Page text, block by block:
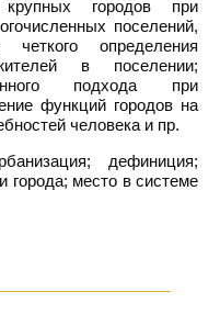
городов при
поселений,
определения
в поселении;
подхода при
функций городов на
человека и пр.
дефиниция;
города; место в системе